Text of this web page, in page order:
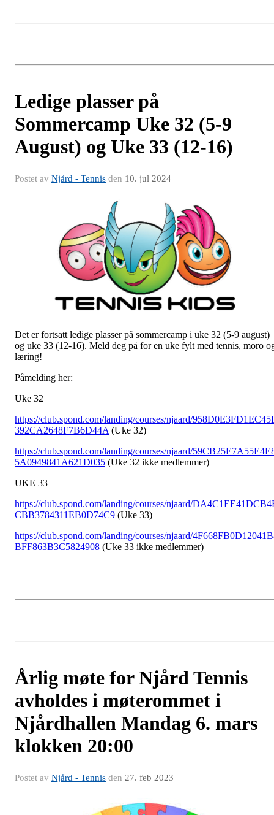
Ledige plasser på
Sommercamp Uke 32 (5-9
August) og Uke 33 (12-16)
Postet av Njård - Tennis den 10. jul 2024
Det er fortsatt ledige plasser på sommercamp i uke 32 (5-9 august)
og uke 33 (12-16). Meld deg på for en uke fylt med tennis, moro
læring!
Påmelding her:
Uke 32
https://club.spond.com/landing/courses/njaard/
392CA2648F7B6D44A (Uke 32)
https://club.spond.com/landing/courses/njaard/
5A0949841A621D035 (Uke 32 ikke medlemmer)
UKE 33
https://club.spond.com/landing/courses/njaard/
CBB3784311EB0D74C9 (Uke 33)
https://club.spond.com/landing/courses/njaard/
BFF863B3C5824908 (Uke 33 ikke medlemmer)
Årlig møte for Njård Tennis
avholdes i møterommet i
Njårdhallen Mandag 6. mars
klokken 20:00
Postet av Njård - Tennis den 27. feb 2023